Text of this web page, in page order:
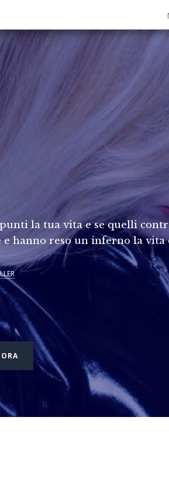
la tua vita e se quelli
e hanno reso un inferno la